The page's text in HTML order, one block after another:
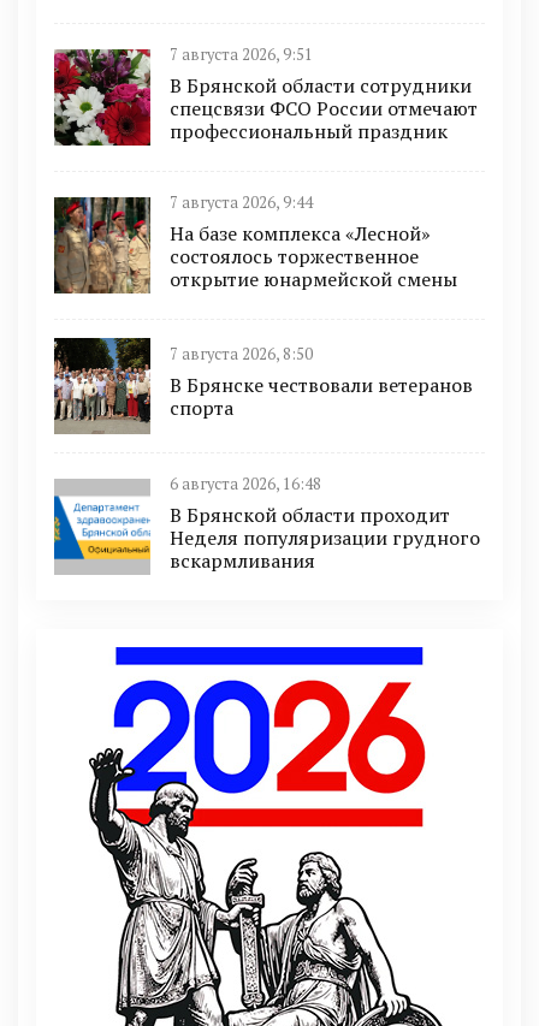
7 августа 2026, 9:51
В Брянской области сотрудники
спецсвязи ФСО России отмечают
профессиональный праздник
7 августа 2026, 9:44
На базе комплекса «Лесной»
состоялось торжественное
открытие юнармейской смены
7 августа 2026, 8:50
В Брянске чествовали ветеранов
спорта
6 августа 2026, 16:48
В Брянской области проходит
Неделя популяризации грудного
вскармливания